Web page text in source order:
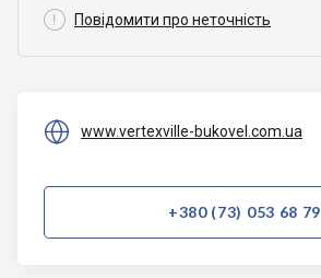
 Повідомити про неточність
 www.vertexville-bukovel.com.ua
+380 (73) 053 68 79